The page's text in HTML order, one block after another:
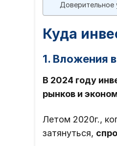
Доверительное
Куда
1. Вложения
В 2024 году
рынков и
Летом 2020г.,
затянуться,